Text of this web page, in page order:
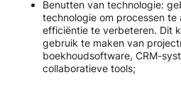
Benutten van technologie:
technologie om processen te
efficiëntie te verbeteren. Dit
gebruik te maken van
boekhoudsoftware, CRM-
collaboratieve tools;